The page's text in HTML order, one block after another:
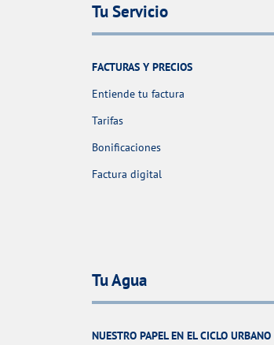
Tu Servicio
FACTURAS Y PRECIOS
Entiende tu factura
Tarifas
Bonificaciones
Factura digital
Tu Agua
NUESTRO PAPEL EN EL CICLO URBANO